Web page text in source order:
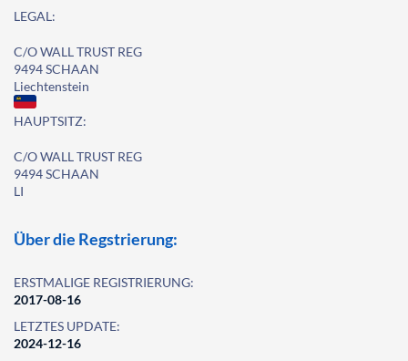
LEGAL:
C/O WALL TRUST REG
9494 SCHAAN
Liechtenstein
HAUPTSITZ:
C/O WALL TRUST REG
9494 SCHAAN
LI
Über die Regstrierung:
ERSTMALIGE REGISTRIERUNG:
2017-08-16
LETZTES UPDATE:
2024-12-16